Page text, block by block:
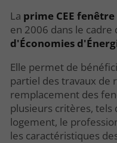
La prime CEE fenêtre
en 2006 dans le cadre
d'Économies
Elle permet de
partiel des travaux de
remplacement des
plusieurs critères, tels
logement, le
les caractéristiques